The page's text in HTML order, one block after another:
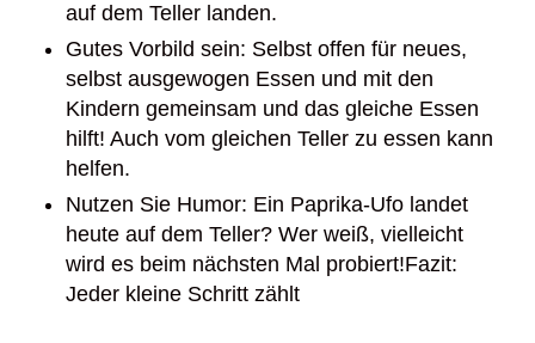
auf dem Teller landen.
Gutes Vorbild sein: Selbst offen für neues,
selbst ausgewogen Essen und mit den
Kindern gemeinsam und das gleiche Essen
hilft! Auch vom gleichen Teller zu essen kann
helfen.
Nutzen Sie Humor: Ein Paprika-Ufo landet
heute auf dem Teller? Wer weiß, vielleicht
wird es beim nächsten Mal probiert!Fazit:
Jeder kleine Schritt zählt